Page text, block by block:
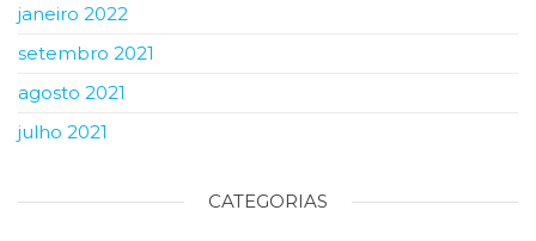
janeiro 2022
setembro 2021
agosto 2021
julho 2021
CATEGORIAS